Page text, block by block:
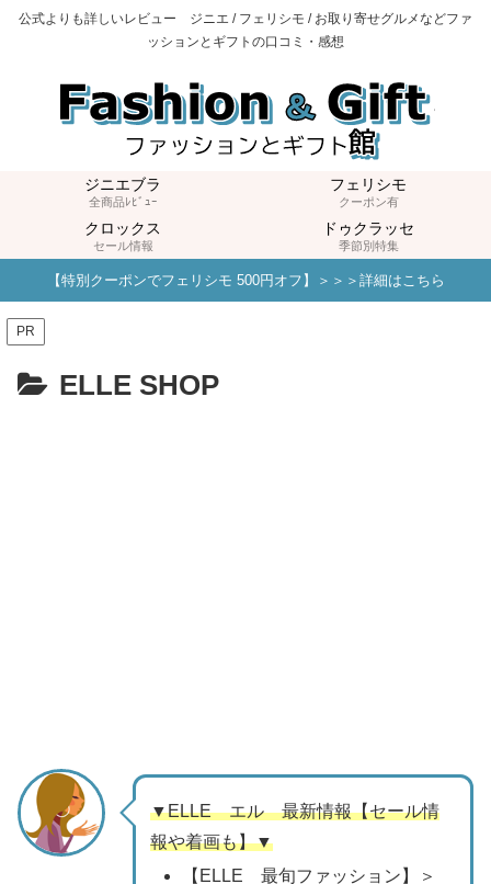
公式よりも詳しいレビュー ジニエ / フェリシモ / お取り寄せグルメなどファ
ッションとギフトの口コミ・感想
ジニエブラ
全商品ﾚﾋﾞｭｰ
フェリシモ
クーポン有
クロックス
セール情報
ドゥクラッセ
季節別特集
【特別クーポンでフェリシモ 500円オフ】＞＞＞詳細はこちら
PR
ELLE SHOP
▼ELLE エル 最新情報【セール情
報や着画も】▼
【ELLE 最旬ファッション】＞